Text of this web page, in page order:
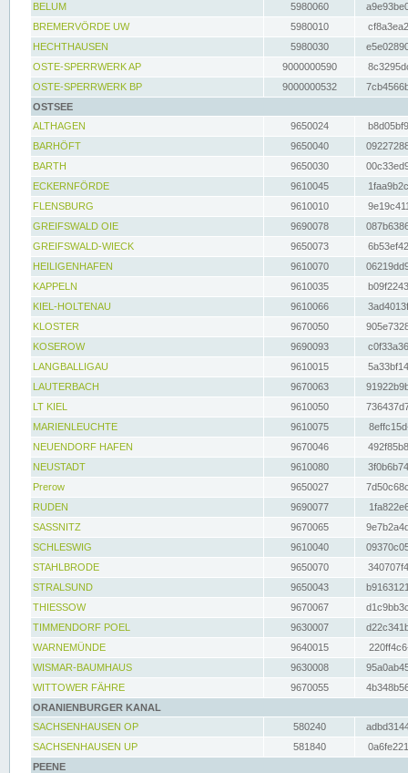
BELUM
5980060
BREMERVÖRDE UW
5980010
HECHTHAUSEN
5980030
OSTE-SPERRWERK AP
9000000590
OSTE-SPERRWERK BP
9000000532
OSTSEE
ALTHAGEN
9650024
BARHÖFT
9650040
BARTH
9650030
ECKERNFÖRDE
9610045
FLENSBURG
9610010
GREIFSWALD OIE
9690078
GREIFSWALD-WIECK
9650073
HEILIGENHAFEN
9610070
KAPPELN
9610035
KIEL-HOLTENAU
9610066
KLOSTER
9670050
KOSEROW
9690093
LANGBALLIGAU
9610015
LAUTERBACH
9670063
LT KIEL
9610050
MARIENLEUCHTE
9610075
NEUENDORF HAFEN
9670046
NEUSTADT
9610080
Prerow
9650027
RUDEN
9690077
SASSNITZ
9670065
SCHLESWIG
9610040
STAHLBRODE
9650070
STRALSUND
9650043
THIESSOW
9670067
TIMMENDORF POEL
9630007
WARNEMÜNDE
9640015
WISMAR-BAUMHAUS
9630008
WITTOWER FÄHRE
9670055
ORANIENBURGER KANAL
SACHSENHAUSEN OP
580240
SACHSENHAUSEN UP
581840
PEENE